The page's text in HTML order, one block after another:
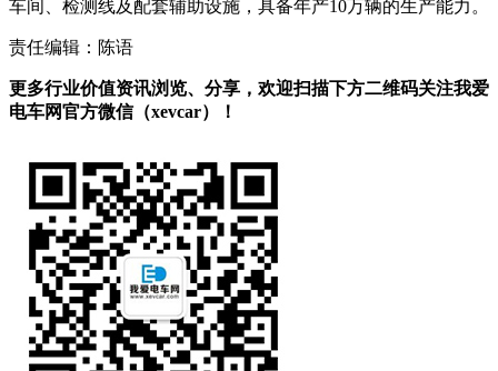
车间、检测线及配套辅助设施，具备年产10万辆的生产能力。
责任编辑：陈语
更多行业价值资讯浏览、分享，欢迎扫描下方二维码关注我爱
电车网官方微信（xevcar）！